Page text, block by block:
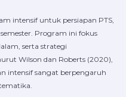
intensif untuk persiapan PTS,
Program ini fokus
serta strategi
Wilson dan Roberts (2020),
intensif sangat berpengaruh